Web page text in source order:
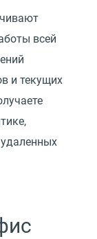
всей
и текущих